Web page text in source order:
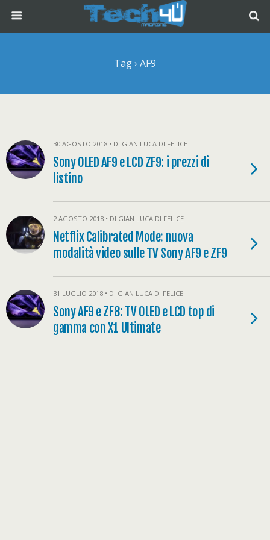
Tag › AF9
30 AGOSTO 2018 • DI GIAN LUCA DI FELICE
Sony OLED AF9 e LCD ZF9: i prezzi di
listino
2 AGOSTO 2018 • DI GIAN LUCA DI FELICE
Netflix Calibrated Mode: nuova
modalità video sulle TV Sony AF9 e ZF9
31 LUGLIO 2018 • DI GIAN LUCA DI FELICE
Sony AF9 e ZF8: TV OLED e LCD top di
gamma con X1 Ultimate